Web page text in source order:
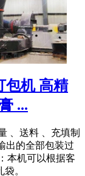
包机 高精
...
、送料 、充填制
出的全部包装过
本机可以根据客
。